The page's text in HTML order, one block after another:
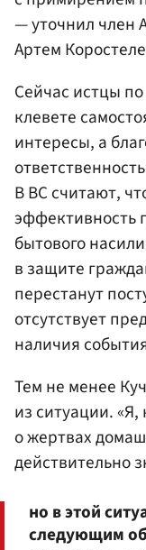
— уточнил член
Артем
Сейчас истцы
клевете
интересы, а
В ВС считают,
эффективность
бытового
в защите
перестанут
отсутствует
наличия
Тем не менее
из ситуации.
о жертвах
действительно
но в этой
следующим